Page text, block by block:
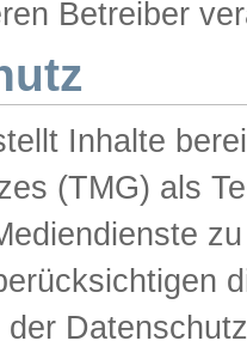
Betreiber
Inhalte
(TMG) als